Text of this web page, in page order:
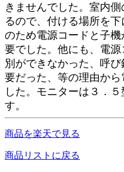
きませんでした。室内
るので、付ける場所を
のため電源コードと子
要でした。他にも、電
別ができなかった、呼
要だった、等の理由か
した。モニターは３．
す。
商品を楽天で見る
商品リストに戻る